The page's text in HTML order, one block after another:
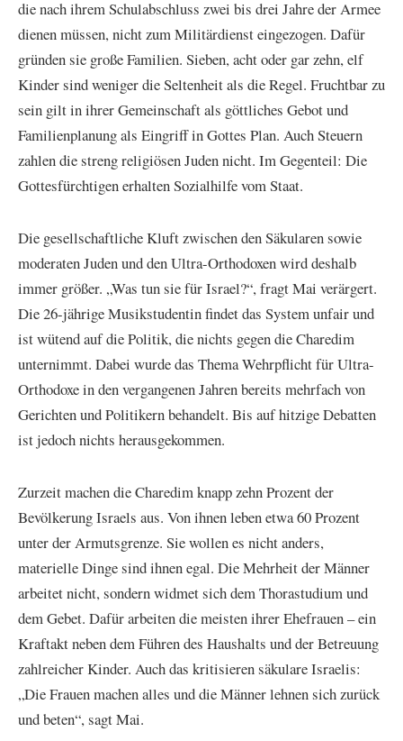
die nach ihrem Schulabschluss zwei bis drei Jahre der Armee
dienen müssen, nicht zum Militärdienst eingezogen. Dafür
gründen sie große Familien. Sieben, acht oder gar zehn, elf
Kinder sind weniger die Seltenheit als die Regel. Fruchtbar zu
sein gilt in ihrer Gemeinschaft als göttliches Gebot und
Familienplanung als Eingriff in Gottes Plan. Auch Steuern
zahlen die streng religiösen Juden nicht. Im Gegenteil: Die
Gottesfürchtigen erhalten Sozialhilfe vom Staat.
Die gesellschaftliche Kluft zwischen den Säkularen sowie
moderaten Juden und den Ultra-Orthodoxen wird deshalb
immer größer. „Was tun sie für Israel?“, fragt Mai verärgert.
Die 26-jährige Musikstudentin findet das System unfair und
ist wütend auf die Politik, die nichts gegen die Charedim
unternimmt. Dabei wurde das Thema Wehrpflicht für Ultra-
Orthodoxe in den vergangenen Jahren bereits mehrfach von
Gerichten und Politikern behandelt. Bis auf hitzige Debatten
ist jedoch nichts herausgekommen.
Zurzeit machen die Charedim knapp zehn Prozent der
Bevölkerung Israels aus. Von ihnen leben etwa 60 Prozent
unter der Armutsgrenze. Sie wollen es nicht anders,
materielle Dinge sind ihnen egal. Die Mehrheit der Männer
arbeitet nicht, sondern widmet sich dem Thorastudium und
dem Gebet. Dafür arbeiten die meisten ihrer Ehefrauen – ein
Kraftakt neben dem Führen des Haushalts und der Betreuung
zahlreicher Kinder. Auch das kritisieren säkulare Israelis:
„Die Frauen machen alles und die Männer lehnen sich zurück
und beten“, sagt Mai.